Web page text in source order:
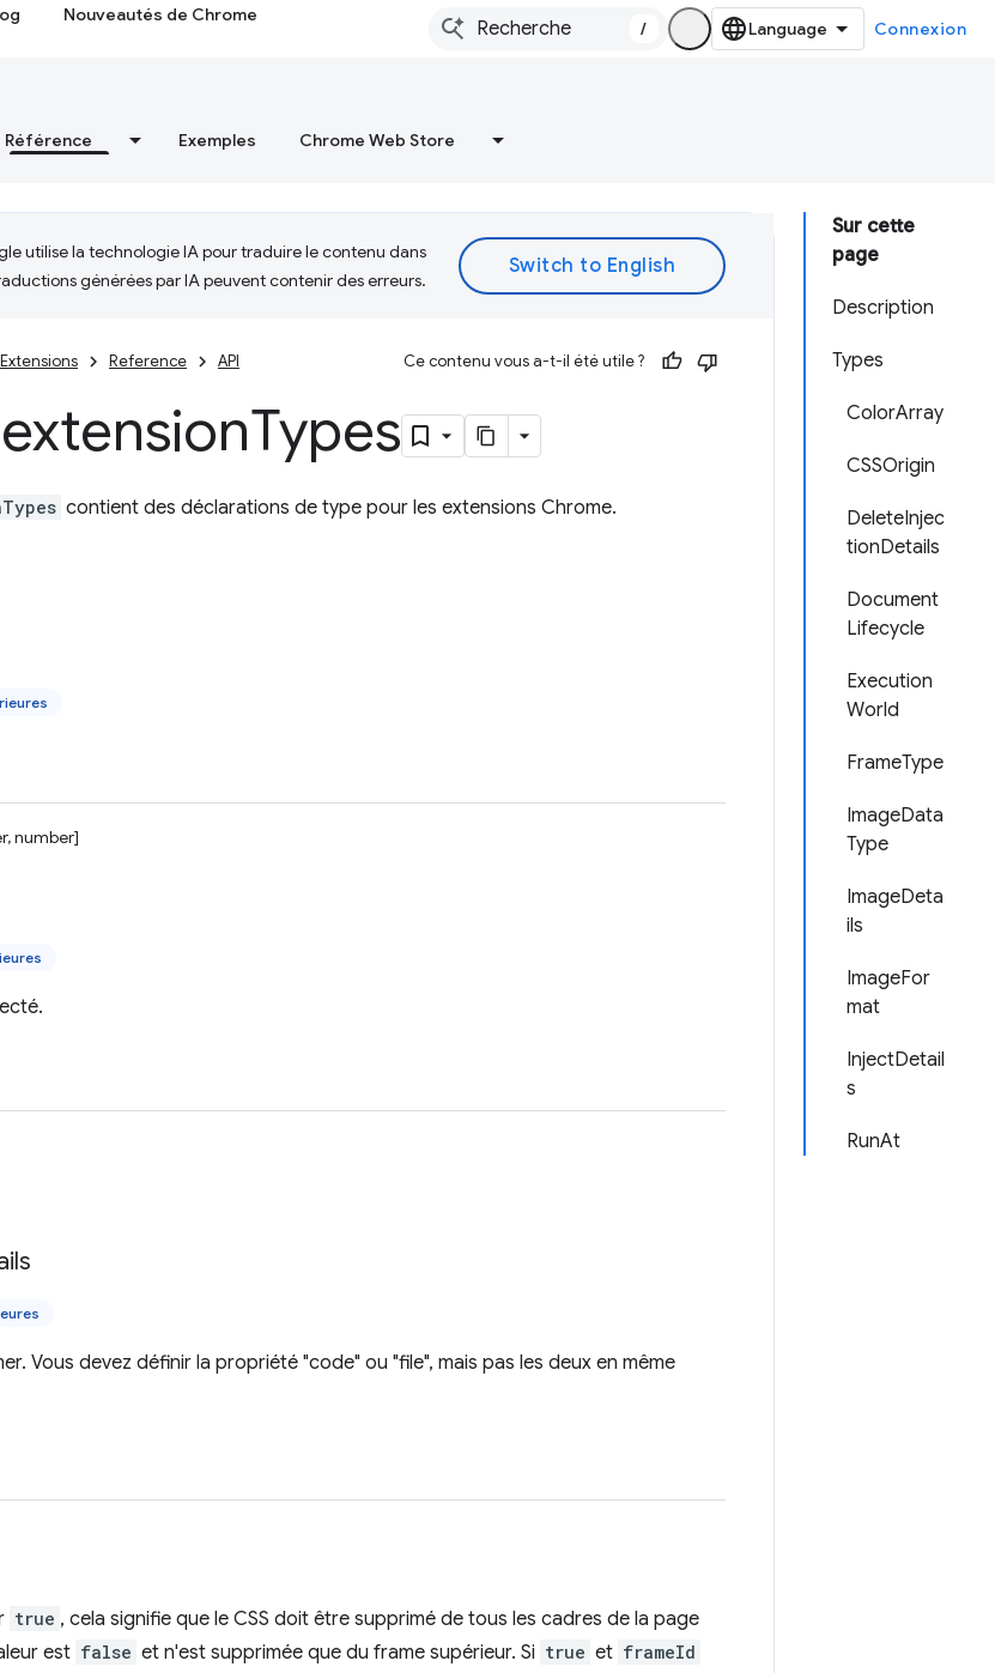
Nouveautés de Chrome
/ Connexion
Référence Exemples Chrome Web Store
Sur cette
page
Description
Types
ColorArray
CSSOrigin
DeleteInjec
tionDetails
Document
Lifecycle
Execution
World
FrameType
ImageData
Type
ImageDeta
ils
ImageFor
mat
InjectDetail
s
RunAt
utilise la technologie IA pour traduire le contenu dans
générées par IA peuvent contenir des erreurs.
Reference API Ce contenu vous a-t-il été utile ?
extensionTypes
contient des déclarations de type pour les extensions Chrome.
number]
Vous devez définir la propriété "code" ou "file", mais pas les deux en même
true , cela signifie que le CSS doit être supprimé de tous les cadres de la page
est false et n'est supprimée que du frame supérieur. Si true et frameId